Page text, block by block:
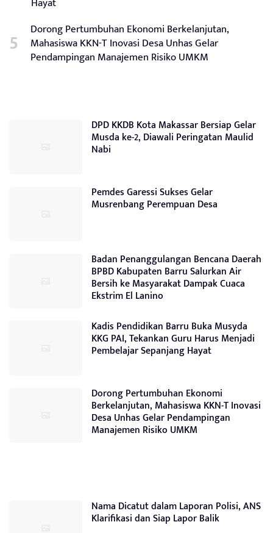
Dorong Pertumbuhan Ekonomi Berkelanjutan,
Mahasiswa KKN-T Inovasi Desa Unhas Gelar
Pendampingan Manajemen Risiko UMKM
DPD KKDB Kota Makassar Bersiap Gelar
Musda ke-2, Diawali Peringatan Maulid
Nabi
Pemdes Garessi Sukses Gelar
Musrenbang Perempuan Desa
Badan Penanggulangan Bencana Daerah
BPBD Kabupaten Barru Salurkan Air
Bersih ke Masyarakat Dampak Cuaca
Ekstrim El Lanino
Kadis Pendidikan Barru Buka Musyda
KKG PAI, Tekankan Guru Harus Menjadi
Pembelajar Sepanjang Hayat
Dorong Pertumbuhan Ekonomi
Berkelanjutan, Mahasiswa KKN-T Inovasi
Desa Unhas Gelar Pendampingan
Manajemen Risiko UMKM
Nama Dicatut dalam Laporan Polisi, ANS
Klarifikasi dan Siap Lapor Balik